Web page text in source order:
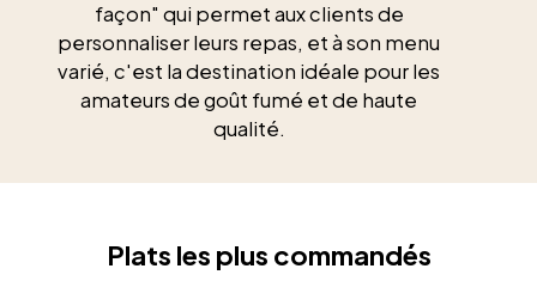
façon" qui permet aux clients de
personnaliser leurs repas, et à son menu
varié, c'est la destination idéale pour les
amateurs de goût fumé et de haute
qualité.
Plats les plus commandés